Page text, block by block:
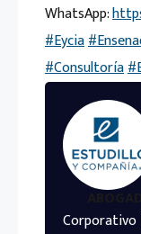
WhatsApp:
#Eycia
#Consultoría
ABOGADA
Corporativo